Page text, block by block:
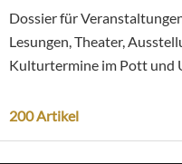
Dossier für
Lesungen, Theater,
Kulturtermine im Pott und
200 Artikel